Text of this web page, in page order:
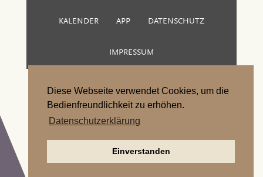
Diese Webseite verwendet Cookies, um die
Bedienfreundlichkeit zu erhöhen.
Datenschutzerklärung
Einverstanden
KALENDER APP DATENSCHUTZ
IMPRESSUM
Solingen ·info(at)schlossburg.de · Tel. +49 (0)212.24
226-26